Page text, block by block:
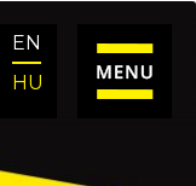
EN
HU